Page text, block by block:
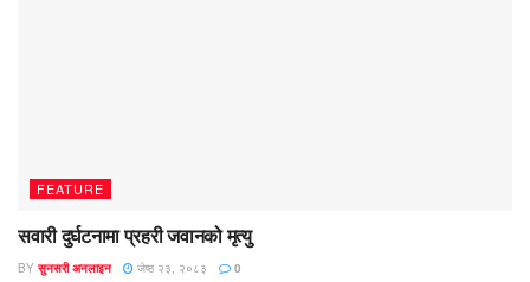
FEATURE
सवारी दुर्घटनामा प्रहरी जवानको मृत्यु
BY सुनसरी अनलाइन जेष्ठ २३, २०८३ 0